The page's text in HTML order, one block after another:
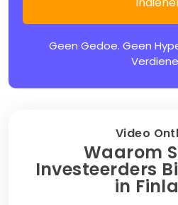
Geen Gedoe. Geen
Video
Waarom
Investeerders
in